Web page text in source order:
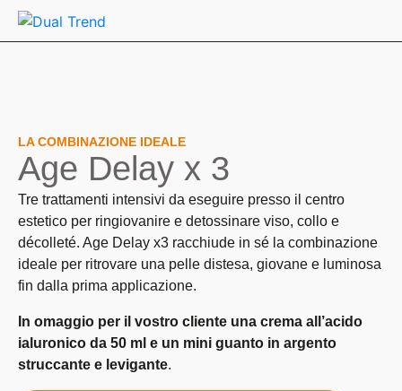
LA COMBINAZIONE IDEALE
Age Delay x 3
Tre trattamenti intensivi da eseguire presso il centro
estetico per ringiovanire e detossinare viso, collo e
décolleté. Age Delay x3 racchiude in sé la combinazione
ideale per ritrovare una pelle distesa, giovane e luminosa
fin dalla prima applicazione.
In omaggio per il vostro cliente una crema all’acido
ialuronico da 50 ml e un mini guanto in argento
struccante e levigante.